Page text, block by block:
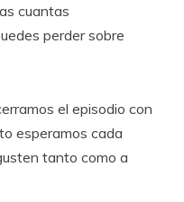
cuantas
perder sobre
el episodio con
esperamos cada
tanto como a